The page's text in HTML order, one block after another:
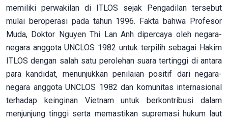
memiliki perwakilan di ITLOS sejak Pengadilan tersebut
mulai beroperasi pada tahun 1996. Fakta bahwa Profesor
Muda, Doktor Nguyen Thi Lan Anh dipercaya oleh negara-
negara anggota UNCLOS 1982 untuk terpilih sebagai Hakim
ITLOS dengan salah satu perolehan suara tertinggi di antara
para kandidat, menunjukkan penilaian positif dari negara-
negara anggota UNCLOS 1982 dan komunitas internasional
terhadap keinginan Vietnam untuk berkontribusi dalam
menjunjung tinggi serta memastikan supremasi hukum laut